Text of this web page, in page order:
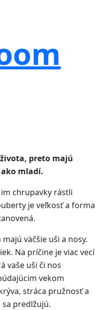
preto majú
mladí.
chrupavky rástli
je veľkosť a forma
väčšie uši a nosy.
Na príčine je viac vecí
vaše uši či nos
vekom
stráca pružnosť a
sa predlžujú.